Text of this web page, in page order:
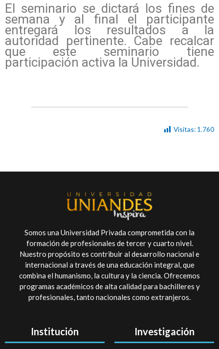
El seminario se dictará los fines de
semana y al final el participante
entregará los resultados a la
autoridad pertinente. Cabe recalcar
que este seminario tiene
participación activa la Universidad.
Visitas: 1.760
Somos una Universidad Privada comprometida con la
formación de profesionales de tercer y cuarto nivel.
Nuestro propósito es contribuir al desarrollo nacional e
internacional a través de una educación integral, que
combina el humanismo, la cultura y la ciencia. Ofrecemos
programas académicos de alta calidad para bachilleres y
profesionales, tanto nacionales como extranjeros.
Institución Investigación